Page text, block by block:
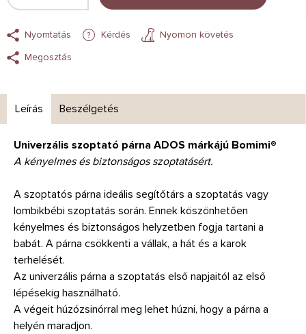
Nyomtatás Kérdés
Nyomon követés
Megosztás
Leírás Beszélgetés
Univerzális szoptató párna ADOS márkájú Bomimi®
A kényelmes és biztonságos szoptatásért.
A szoptatós párna ideális segítőtárs a szoptatás vagy
lombikbébi szoptatás során. Ennek köszönhetően
kényelmes és biztonságos helyzetben fogja tartani a
babát. A párna csökkenti a vállak, a hát és a karok
terhelését.
Az univerzális párna a szoptatás első napjaitól az első
lépésekig használható.
A végeit húzózsinórral meg lehet húzni, hogy a párna a
helyén maradjon.